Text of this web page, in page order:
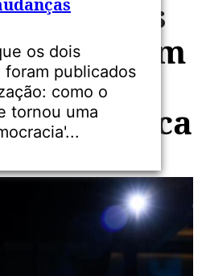
CEOs
alinham
contra
energética
os dois
foram publicados
como o
tornou uma